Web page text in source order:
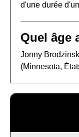
d'une durée
Quel âge
Jonny
(Minnesota,